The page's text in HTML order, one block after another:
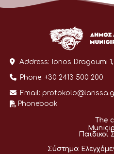
Address: Ionos Dragoumi 1,
Phone: +30 2413 500 200
Email:
Phonebook
The
Παιδικοί
Σύστημα